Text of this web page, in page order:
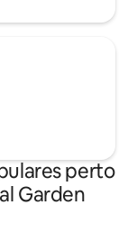
perto
Garden